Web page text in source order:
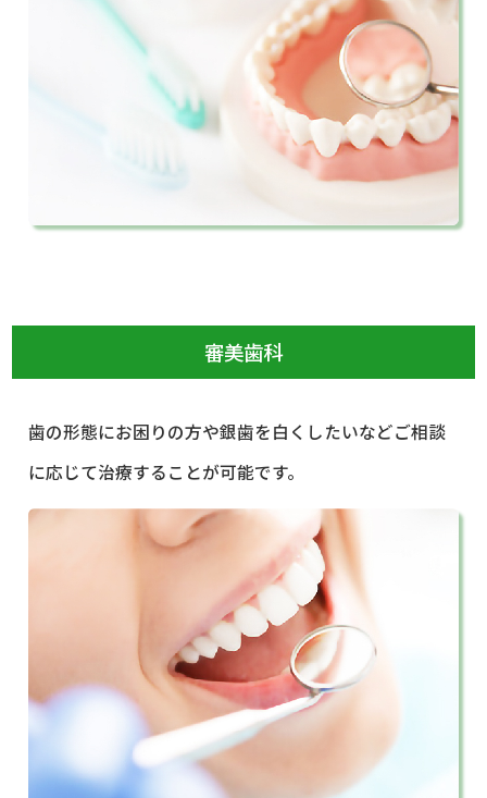
審美歯科
歯の形態にお困りの方や銀歯を白くしたいなどご相談
に応じて治療することが可能です。